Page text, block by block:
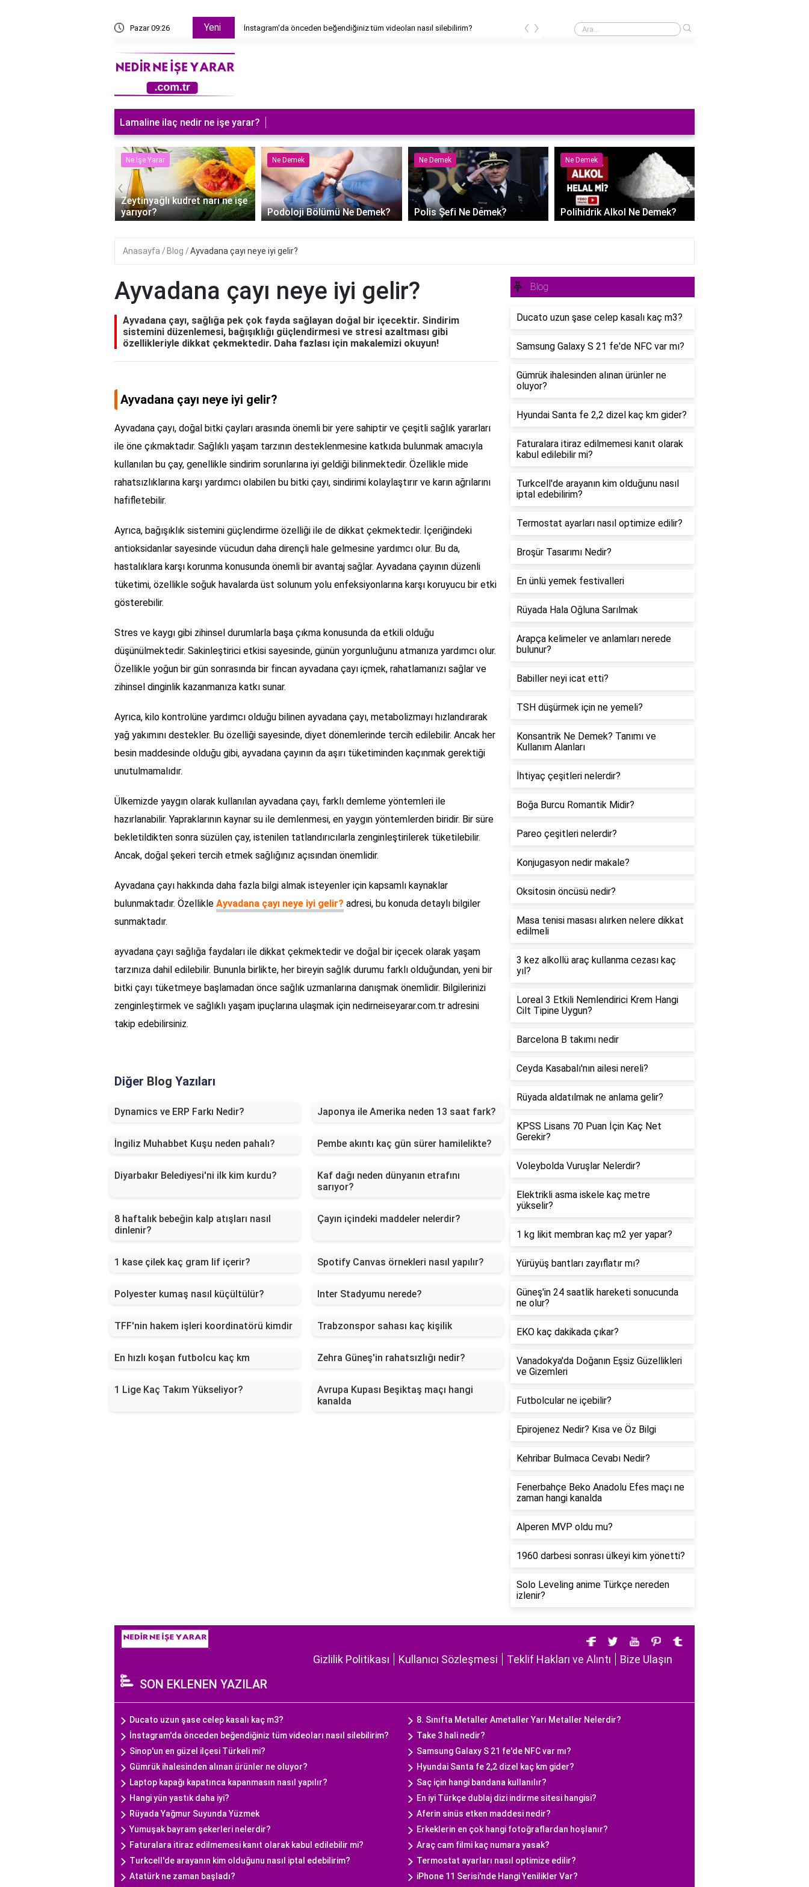
Pazar 09:26 Yeni
beğendiğiniz tüm videoları nasıl silebilirim? İnstagram'da önceden beğendiğiniz tüm videoları nasıl silebilirim? İnstagram'da önceden beğendiğiniz tüm videoları nasıl silebilirim?
‹ ›
Lamaline ilaç nedir ne işe yarar?
Ne İşe Yarar
Zeytinyağlı kudret narı ne işe
yarıyor?
Ne Demek
Podoloji Bölümü Ne Demek?
Ne Demek
Polis Şefi Ne Demek?
Ne Demek
Polihidrik Alkol Ne Demek?
‹ ›
Anasayfa Blog Ayvadana çayı neye iyi gelir?
Ayvadana çayı neye iyi gelir?
Ayvadana çayı, sağlığa pek çok fayda sağlayan doğal bir içecektir. Sindirim
sistemini düzenlemesi, bağışıklığı güçlendirmesi ve stresi azaltması gibi
özellikleriyle dikkat çekmektedir. Daha fazlası için makalemizi okuyun!
Ayvadana çayı neye iyi gelir?
Ayvadana çayı, doğal bitki çayları arasında önemli bir yere sahiptir ve çeşitli sağlık yararları
ile öne çıkmaktadır. Sağlıklı yaşam tarzının desteklenmesine katkıda bulunmak amacıyla
kullanılan bu çay, genellikle sindirim sorunlarına iyi geldiği bilinmektedir. Özellikle mide
rahatsızlıklarına karşı yardımcı olabilen bu bitki çayı, sindirimi kolaylaştırır ve karın ağrılarını
hafifletebilir.
Ayrıca, bağışıklık sistemini güçlendirme özelliği ile de dikkat çekmektedir. İçeriğindeki
antioksidanlar sayesinde vücudun daha dirençli hale gelmesine yardımcı olur. Bu da,
hastalıklara karşı korunma konusunda önemli bir avantaj sağlar. Ayvadana çayının düzenli
tüketimi, özellikle soğuk havalarda üst solunum yolu enfeksiyonlarına karşı koruyucu bir etki
gösterebilir.
Stres ve kaygı gibi zihinsel durumlarla başa çıkma konusunda da etkili olduğu
düşünülmektedir. Sakinleştirici etkisi sayesinde, günün yorgunluğunu atmanıza yardımcı olur.
Özellikle yoğun bir gün sonrasında bir fincan ayvadana çayı içmek, rahatlamanızı sağlar ve
zihinsel dinginlik kazanmanıza katkı sunar.
Ayrıca, kilo kontrolüne yardımcı olduğu bilinen ayvadana çayı, metabolizmayı hızlandırarak
yağ yakımını destekler. Bu özelliği sayesinde, diyet dönemlerinde tercih edilebilir. Ancak her
besin maddesinde olduğu gibi, ayvadana çayının da aşırı tüketiminden kaçınmak gerektiği
unutulmamalıdır.
Ülkemizde yaygın olarak kullanılan ayvadana çayı, farklı demleme yöntemleri ile
hazırlanabilir. Yapraklarının kaynar su ile demlenmesi, en yaygın yöntemlerden biridir. Bir süre
bekletildikten sonra süzülen çay, istenilen tatlandırıcılarla zenginleştirilerek tüketilebilir.
Ancak, doğal şekeri tercih etmek sağlığınız açısından önemlidir.
Ayvadana çayı hakkında daha fazla bilgi almak isteyenler için kapsamlı kaynaklar
bulunmaktadır. Özellikle Ayvadana çayı neye iyi gelir? adresi, bu konuda detaylı bilgiler
sunmaktadır.
ayvadana çayı sağlığa faydaları ile dikkat çekmektedir ve doğal bir içecek olarak yaşam
tarzınıza dahil edilebilir. Bununla birlikte, her bireyin sağlık durumu farklı olduğundan, yeni bir
bitki çayı tüketmeye başlamadan önce sağlık uzmanlarına danışmak önemlidir. Bilgilerinizi
zenginleştirmek ve sağlıklı yaşam ipuçlarına ulaşmak için nedirneiseyarar.com.tr adresini
takip edebilirsiniz.
Diğer Blog Yazıları
Dynamics ve ERP Farkı Nedir? Japonya ile Amerika neden 13 saat fark?
İngiliz Muhabbet Kuşu neden pahalı? Pembe akıntı kaç gün sürer hamilelikte?
Diyarbakır Belediyesi'ni ilk kim kurdu?
Kaf dağı neden dünyanın etrafını
sarıyor?
8 haftalık bebeğin kalp atışları nasıl
dinlenir?
Çayın içindeki maddeler nelerdir?
1 kase çilek kaç gram lif içerir? Spotify Canvas örnekleri nasıl yapılır?
Polyester kumaş nasıl küçültülür? Inter Stadyumu nerede?
TFF'nin hakem işleri koordinatörü kimdir Trabzonspor sahası kaç kişilik
En hızlı koşan futbolcu kaç km Zehra Güneş'in rahatsızlığı nedir?
1 Lige Kaç Takım Yükseliyor?
Avrupa Kupası Beşiktaş maçı hangi
kanalda
Blog
Ducato uzun şase celep kasalı kaç m3?
Samsung Galaxy S 21 fe'de NFC var mı?
Gümrük ihalesinden alınan ürünler ne
oluyor?
Hyundai Santa fe 2,2 dizel kaç km gider?
Faturalara itiraz edilmemesi kanıt olarak
kabul edilebilir mi?
Turkcell'de arayanın kim olduğunu nasıl
iptal edebilirim?
Termostat ayarları nasıl optimize edilir?
Broşür Tasarımı Nedir?
En ünlü yemek festivalleri
Rüyada Hala Oğluna Sarılmak
Arapça kelimeler ve anlamları nerede
bulunur?
Babiller neyi icat etti?
TSH düşürmek için ne yemeli?
Konsantrik Ne Demek? Tanımı ve
Kullanım Alanları
İhtiyaç çeşitleri nelerdir?
Boğa Burcu Romantik Midir?
Pareo çeşitleri nelerdir?
Konjugasyon nedir makale?
Oksitosin öncüsü nedir?
Masa tenisi masası alırken nelere dikkat
edilmeli
3 kez alkollü araç kullanma cezası kaç
yıl?
Loreal 3 Etkili Nemlendirici Krem Hangi
Cilt Tipine Uygun?
Barcelona B takımı nedir
Ceyda Kasabalı'nın ailesi nereli?
Rüyada aldatılmak ne anlama gelir?
KPSS Lisans 70 Puan İçin Kaç Net
Gerekir?
Voleybolda Vuruşlar Nelerdir?
Elektrikli asma iskele kaç metre
yükselir?
1 kg likit membran kaç m2 yer yapar?
Yürüyüş bantları zayıflatır mı?
Güneş'in 24 saatlik hareketi sonucunda
ne olur?
EKO kaç dakikada çıkar?
Vanadokya'da Doğanın Eşsiz Güzellikleri
ve Gizemleri
Futbolcular ne içebilir?
Epirojenez Nedir? Kısa ve Öz Bilgi
Kehribar Bulmaca Cevabı Nedir?
Fenerbahçe Beko Anadolu Efes maçı ne
zaman hangi kanalda
Alperen MVP oldu mu?
1960 darbesi sonrası ülkeyi kim yönetti?
Solo Leveling anime Türkçe nereden
izlenir?
Gizlilik Politikası Kullanıcı Sözleşmesi Teklif Hakları ve Alıntı Bize Ulaşın
SON EKLENEN YAZILAR
Ducato uzun şase celep kasalı kaç m3?
8. Sınıfta Metaller Ametaller Yarı Metaller Nelerdir?
İnstagram'da önceden beğendiğiniz tüm videoları nasıl silebilirim?
Take 3 hali nedir?
Sinop'un en güzel ilçesi Türkeli mi?
Samsung Galaxy S 21 fe'de NFC var mı?
Gümrük ihalesinden alınan ürünler ne oluyor?
Hyundai Santa fe 2,2 dizel kaç km gider?
Laptop kapağı kapatınca kapanmasın nasıl yapılır?
Saç için hangi bandana kullanılır?
Hangi yün yastık daha iyi?
En iyi Türkçe dublaj dizi indirme sitesi hangisi?
Rüyada Yağmur Suyunda Yüzmek
Aferin sinüs etken maddesi nedir?
Yumuşak bayram şekerleri nelerdir?
Erkeklerin en çok hangi fotoğraflardan hoşlanır?
Faturalara itiraz edilmemesi kanıt olarak kabul edilebilir mi?
Araç cam filmi kaç numara yasak?
Turkcell'de arayanın kim olduğunu nasıl iptal edebilirim?
Termostat ayarları nasıl optimize edilir?
Atatürk ne zaman başladı?
iPhone 11 Serisi'nde Hangi Yenilikler Var?